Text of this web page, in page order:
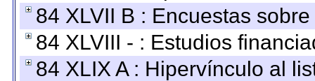
84 XLVII B : Encuestas
84 XLVIII - : Estudios
84 XLIX A : Hipervínculo al